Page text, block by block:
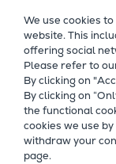
We use cookies
website. This
offering social
Please refer to
By clicking on
By clicking on
the functional
cookies we use
withdraw your
page.